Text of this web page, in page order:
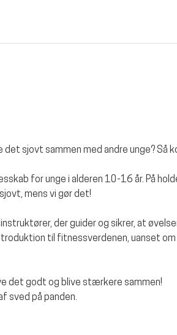
sjovt sammen med andre unge? Så
for unge i alderen 10-16 år. På
mens vi gør det!
der guider og sikrer, at
til fitnessverdenen, uanset
det godt og blive stærkere sammen!
sved på panden.